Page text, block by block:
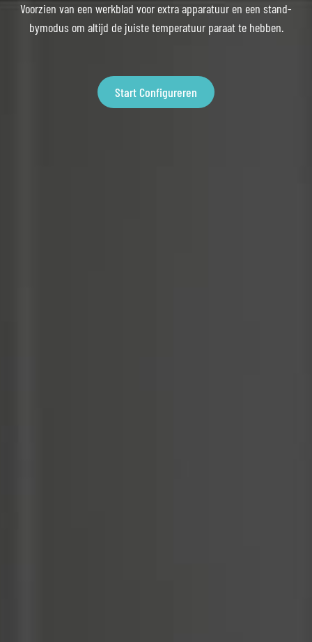
Voorzien van een werkblad voor extra apparatuur en een stand-
bymodus om altijd de juiste temperatuur paraat te hebben.
Start Configureren